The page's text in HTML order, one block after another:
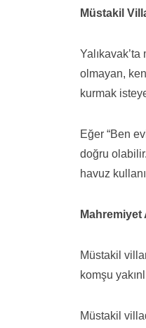
Müstakil
olmayan,
kurmak
Eğer “Ben
doğru
havuz
Müstakil
komşu
Müstakil